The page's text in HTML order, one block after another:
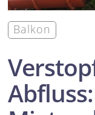
Balkon